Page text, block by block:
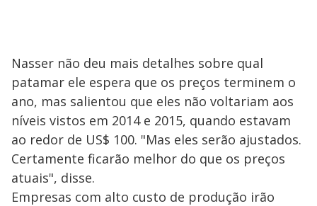
Nasser não deu mais detalhes sobre qual
patamar ele espera que os preços terminem o
ano, mas salientou que eles não voltariam aos
níveis vistos em 2014 e 2015, quando estavam
ao redor de US$ 100. "Mas eles serão ajustados.
Certamente ficarão melhor do que os preços
atuais", disse.
Empresas com alto custo de produção irão